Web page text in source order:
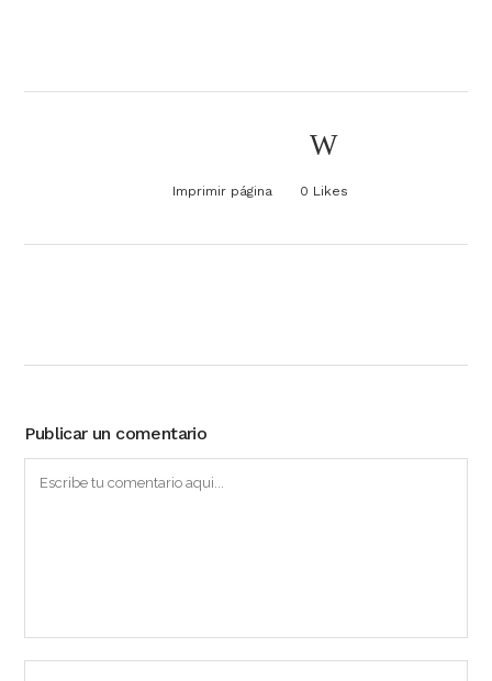
Imprimir página 0 Likes
Publicar un comentario